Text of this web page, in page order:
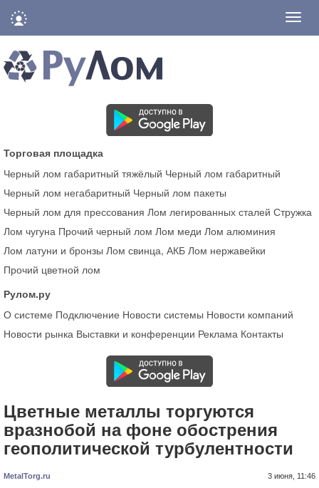
Торговая площадка
Черный лом габаритный тяжёлый Черный лом габаритный
Черный лом негабаритный Черный лом пакеты
Черный лом для прессования Лом легированных сталей Стружка
Лом чугуна Прочий черный лом Лом меди Лом алюминия
Лом латуни и бронзы Лом свинца, АКБ Лом нержавейки
Прочий цветной лом
Рулом.ру
О системе Подключение Новости системы Новости компаний
Новости рынка Выставки и конференции Реклама Контакты
Цветные металлы торгуются
вразнобой на фоне обострения
геополитической турбулентности
MetalTorg.ru 3 июня, 11:46